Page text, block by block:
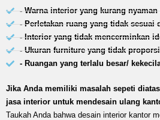
- Warna interior yang kurang
- Perletakan ruang yang tidak sesuai
- Interior yang tidak mencerminkan
- Ukuran furniture yang tidak
- Ruangan yang terlalu besar/
Jika Anda memiliki masalah sepeti
jasa interior untuk mendesain ulang
Taukah Anda bahwa desain interior kantor